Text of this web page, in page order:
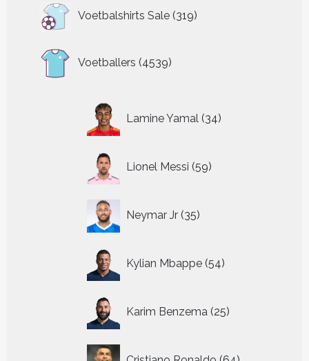
Voetbalshirts Sale 319
319
producten
Voetballers 4539
producten
Lamine Yamal 34
producten
Lionel Messi 59
producten
Neymar Jr 35
producten
Kylian Mbappe 54
producten
Karim Benzema 25
producten